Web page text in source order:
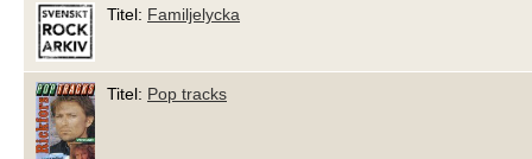
Titel: Familjelycka
Titel: Pop tracks